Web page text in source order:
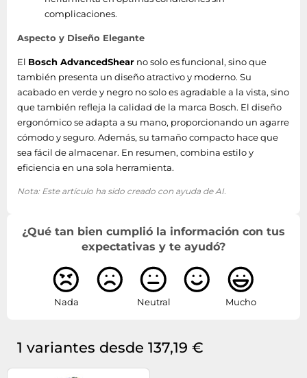
complicaciones.
Aspecto y Diseño Elegante
El Bosch AdvancedShear no solo es funcional, sino que
también presenta un diseño atractivo y moderno. Su
acabado en verde y negro no solo es agradable a la vista, sino
que también refleja la calidad de la marca Bosch. El diseño
ergonómico se adapta a su mano, proporcionando un agarre
cómodo y seguro. Además, su tamaño compacto hace que
sea fácil de almacenar. En resumen, combina estilo y
eficiencia en una sola herramienta.
Nota: Este artículo ha sido creado con ayuda de AI.
¿Qué tan bien cumplió la información con tus
expectativas y te ayudó?
Nada Neutral Mucho
1 variantes desde 137,19 €